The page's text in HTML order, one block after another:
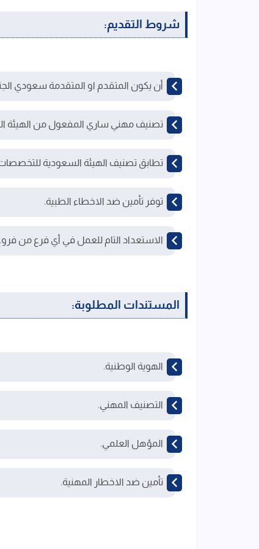
شروط التقديم:
أن يكون المتقدم او المتقدمة سعودي
تصنيف مهني ساري المفعول من الهيئة
تطابق تصنيف الهيئة السعودية
توفر تأمين ضد الاخطاء الطبية.
الاستعداد التام للعمل في أي فرع من
المستندات المطلوبة:
الهوية الوطنية.
التصنيف المهني.
المؤهل العلمي.
تأمين ضد الاخطار المهنية.